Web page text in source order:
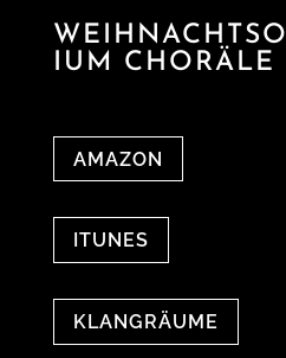
IUM CHORÄLE
AMAZON
ITUNES
KLANGRÄUME